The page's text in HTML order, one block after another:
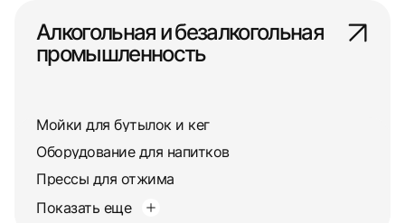
Алкогольная и безалкогольная
промышленность
Мойки для бутылок и кег
Оборудование для напитков
Прессы для отжима
Показать еще